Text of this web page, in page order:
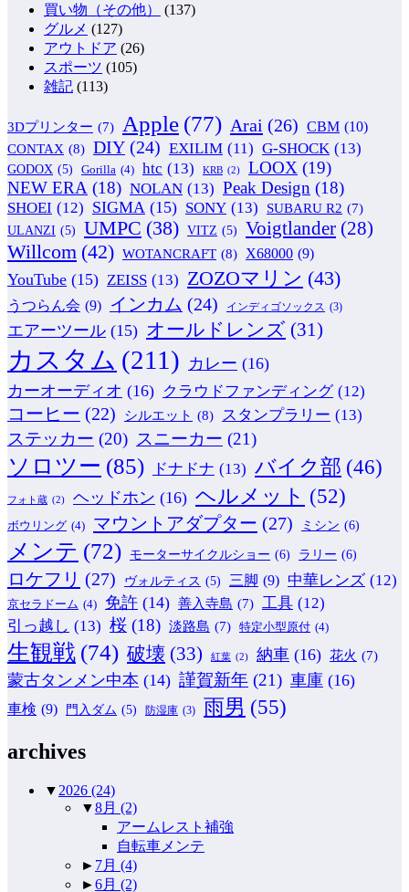
買い物（その他）
(137)
グルメ (127)
アウトドア (26)
スポーツ (105)
雑記 (113)
3Dプリンター (7) Apple (77) Arai (26) CBM (10)
CONTAX (8) DIY (24) EXILIM (11) G-SHOCK (13)
GODOX (5) Gorilla (4) htc (13) KRB (2) LOOX (19)
NEW ERA (18) NOLAN (13) Peak Design (18)
SHOEI (12) SIGMA (15) SONY (13) SUBARU R2 (7)
ULANZI (5) UMPC (38) VITZ (5) Voigtlander (28)
Willcom (42) WOTANCRAFT (8) X68000 (9)
YouTube (15) ZEISS (13) ZOZOマリン (43)
うつらん会 (9) インカム (24) インディゴソックス (3)
エアーツール (15) オールドレンズ (31)
カスタム (211) カレー (16)
カーオーディオ (16) クラウドファンディング (12)
コーヒー (22) シルエット (8) スタンプラリー (13)
ステッカー (20) スニーカー (21)
ソロツー (85) ドナドナ (13) バイク部 (46)
フォト蔵 (2) ヘッドホン (16) ヘルメット (52)
ボウリング (4) マウントアダプター (27) ミシン (6)
メンテ (72) モーターサイクルショー (6) ラリー (6)
ロケフリ (27) ヴォルティス (5) 三脚 (9) 中華レンズ (12)
京セラドーム (4) 免許 (14) 善入寺島 (7) 工具 (12)
引っ越し (13) 桜 (18) 淡路島 (7) 特定小型原付 (4)
生観戦 (74) 破壊 (33) 紅葉 (2) 納車 (16) 花火 (7)
蒙古タンメン中本 (14) 謹賀新年 (21) 車庫 (16)
車検 (9) 門入ダム (5) 防湿庫 (3) 雨男 (55)
archives
▼ 2026 (24)
▼8月 (2)
アームレスト補強
自転車メンテ
► 7月 (4)
►6月 (2)